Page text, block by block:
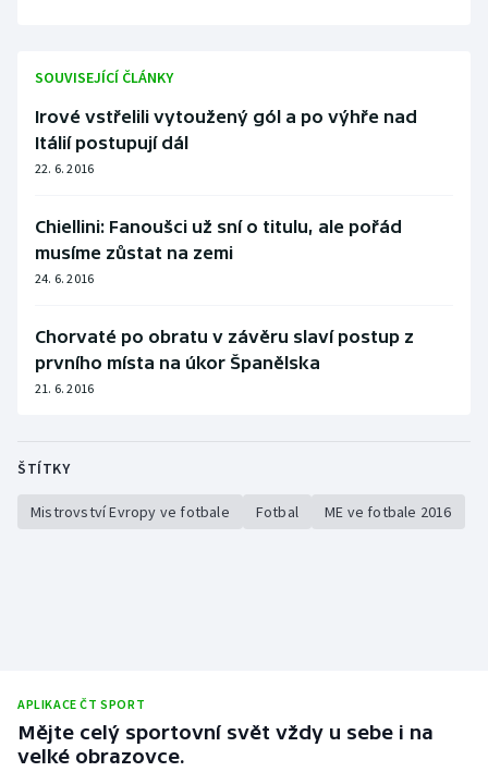
SOUVISEJÍCÍ ČLÁNKY
Irové vstřelili vytoužený gól a po výhře nad
Itálií postupují dál
22. 6. 2016
Chiellini: Fanoušci už sní o titulu, ale pořád
musíme zůstat na zemi
24. 6. 2016
Chorvaté po obratu v závěru slaví postup z
prvního místa na úkor Španělska
21. 6. 2016
ŠTÍTKY
Mistrovství Evropy ve fotbale Fotbal ME ve fotbale 2016
APLIKACE ČT SPORT
Mějte celý sportovní svět vždy u sebe i na
velké obrazovce.